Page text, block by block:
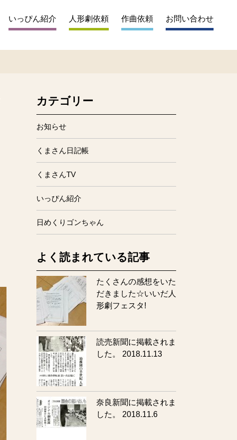
お問い合わせ
作曲依頼
人形劇依頼
いっぴん紹介
カテゴリー
お知らせ
くまさん日記帳
くまさんTV
いっぴん紹介
日めくりゴンちゃん
よく読まれている記事
たくさんの感想をいた
だきました☆いいだ人
形劇フェスタ!
読売新聞に掲載されま
した。 2018.11.13
奈良新聞に掲載されま
した。 2018.11.6